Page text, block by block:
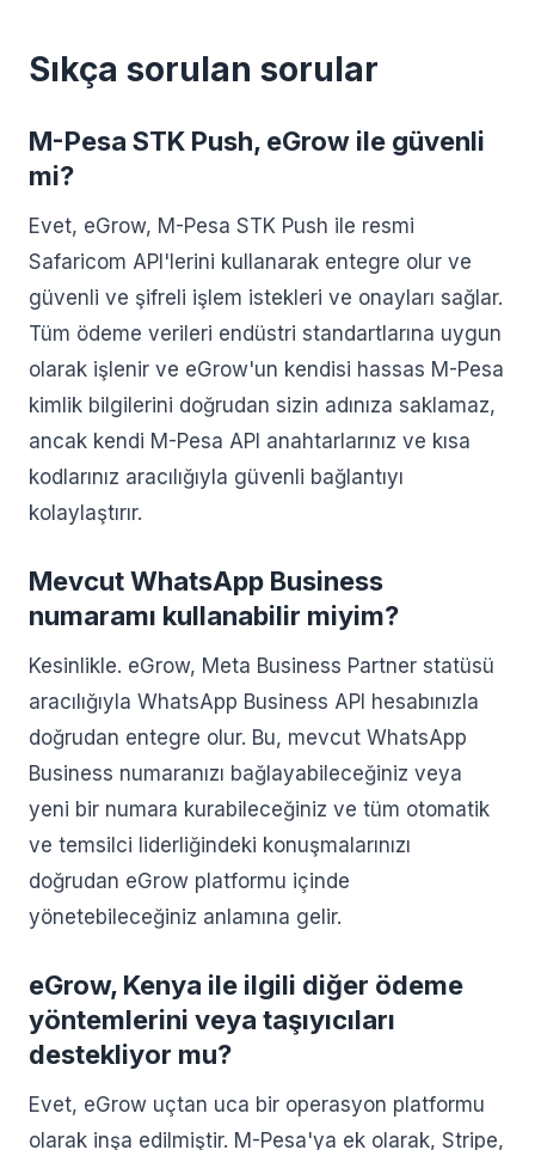
Sıkça sorulan sorular
M-Pesa STK Push, eGrow ile güvenli
mi?
Evet, eGrow, M-Pesa STK Push ile resmi
Safaricom API'lerini kullanarak entegre olur ve
güvenli ve şifreli işlem istekleri ve onayları sağlar.
Tüm ödeme verileri endüstri standartlarına uygun
olarak işlenir ve eGrow'un kendisi hassas M-Pesa
kimlik bilgilerini doğrudan sizin adınıza saklamaz,
ancak kendi M-Pesa API anahtarlarınız ve kısa
kodlarınız aracılığıyla güvenli bağlantıyı
kolaylaştırır.
Mevcut WhatsApp Business
numaramı kullanabilir miyim?
Kesinlikle. eGrow, Meta Business Partner statüsü
aracılığıyla WhatsApp Business API hesabınızla
doğrudan entegre olur. Bu, mevcut WhatsApp
Business numaranızı bağlayabileceğiniz veya
yeni bir numara kurabileceğiniz ve tüm otomatik
ve temsilci liderliğindeki konuşmalarınızı
doğrudan eGrow platformu içinde
yönetebileceğiniz anlamına gelir.
eGrow, Kenya ile ilgili diğer ödeme
yöntemlerini veya taşıyıcıları
destekliyor mu?
Evet, eGrow uçtan uca bir operasyon platformu
olarak inşa edilmiştir. M-Pesa'ya ek olarak, Stripe,